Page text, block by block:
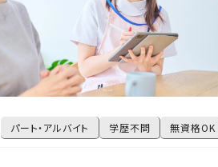
パート・アルバイト 学歴不問 無資格OK